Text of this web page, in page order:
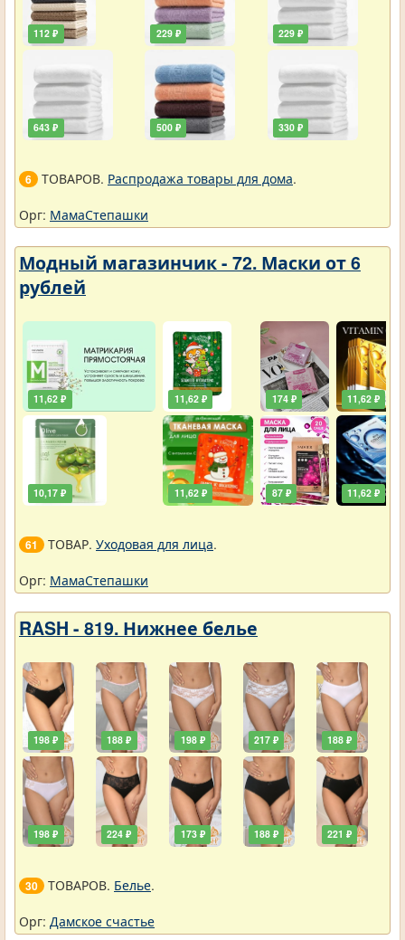
112 ₽
643 ₽
229 ₽
500 ₽
229 ₽
330 ₽
6 ТОВАРОВ. Распродажа товары для дома.
Орг: МамаСтепашки
Модный магазинчик - 72. Маски от 6
рублей
11,62 ₽
10,17 ₽
11,62 ₽
11,62 ₽
174 ₽
87 ₽
11,62 ₽
11,62 ₽
61 ТОВАР. Уходовая для лица.
Орг: МамаСтепашки
RASH - 819. Нижнее белье
198 ₽
198 ₽
188 ₽
224 ₽
198 ₽
173 ₽
217 ₽
188 ₽
188 ₽
221 ₽
30 ТОВАРОВ. Белье.
Орг: Дамское счастье